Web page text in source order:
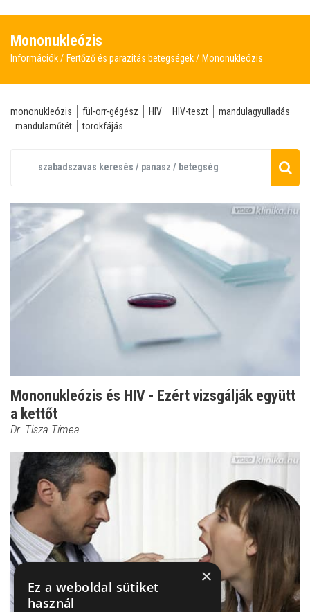
Mononukleózis
Információk Fertőző és parazitás betegségek Mononukleózis
mononukleózis fül-orr-gégész HIV HIV-teszt
mandulagyulladás
mandulaműtét
torokfájás
Mononukleózis és HIV - Ezért vizsgálják együtt
a kettőt
Dr. Tisza Tímea
×
Ez a weboldal sütiket
használ